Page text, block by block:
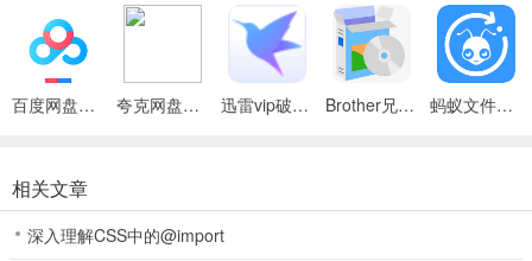
工作程序的软件列表。
2、Product key Explorer恢复本地和网络计算机上安装的软件的产品
密钥，允许跟踪业务中安装的软件许可证的数量。
3、使用Product Key Explorer，您可以恢复所有主要软件程序丢失的
簿（.xls），CSV逗号分隔（.csv），访问数据库（.mdb），
SQLLite3数据库，网页（.html）或XML数据 （xml）文件，打印或复
制到剪贴板。
百度网盘绿色免安装Pc电脑版 夸克网盘官方正式版 迅雷vip破解版永久会员2024版 Brother兄弟 MFC-8480DN多功能一体机ISIS驱动 蚂蚁文件（数据恢复大师）
相关文章
深入理解CSS中的@import